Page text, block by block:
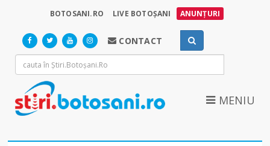
BOTOSANI.RO LIVE BOTOȘANI ANUNȚURI
CONTACT
MENIU